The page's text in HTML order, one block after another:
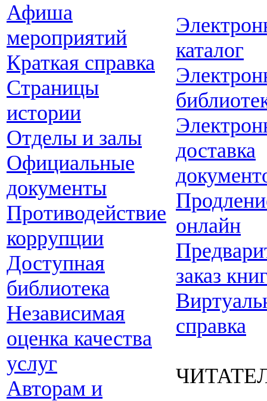
Афиша
мероприятий
Краткая справка
Страницы
истории
Отделы и залы
Официальные
документы
Противодействие
коррупции
Доступная
библиотека
Независимая
оценка качества
услуг
Авторам и
каталог
доставка
онлайн
заказ
справка